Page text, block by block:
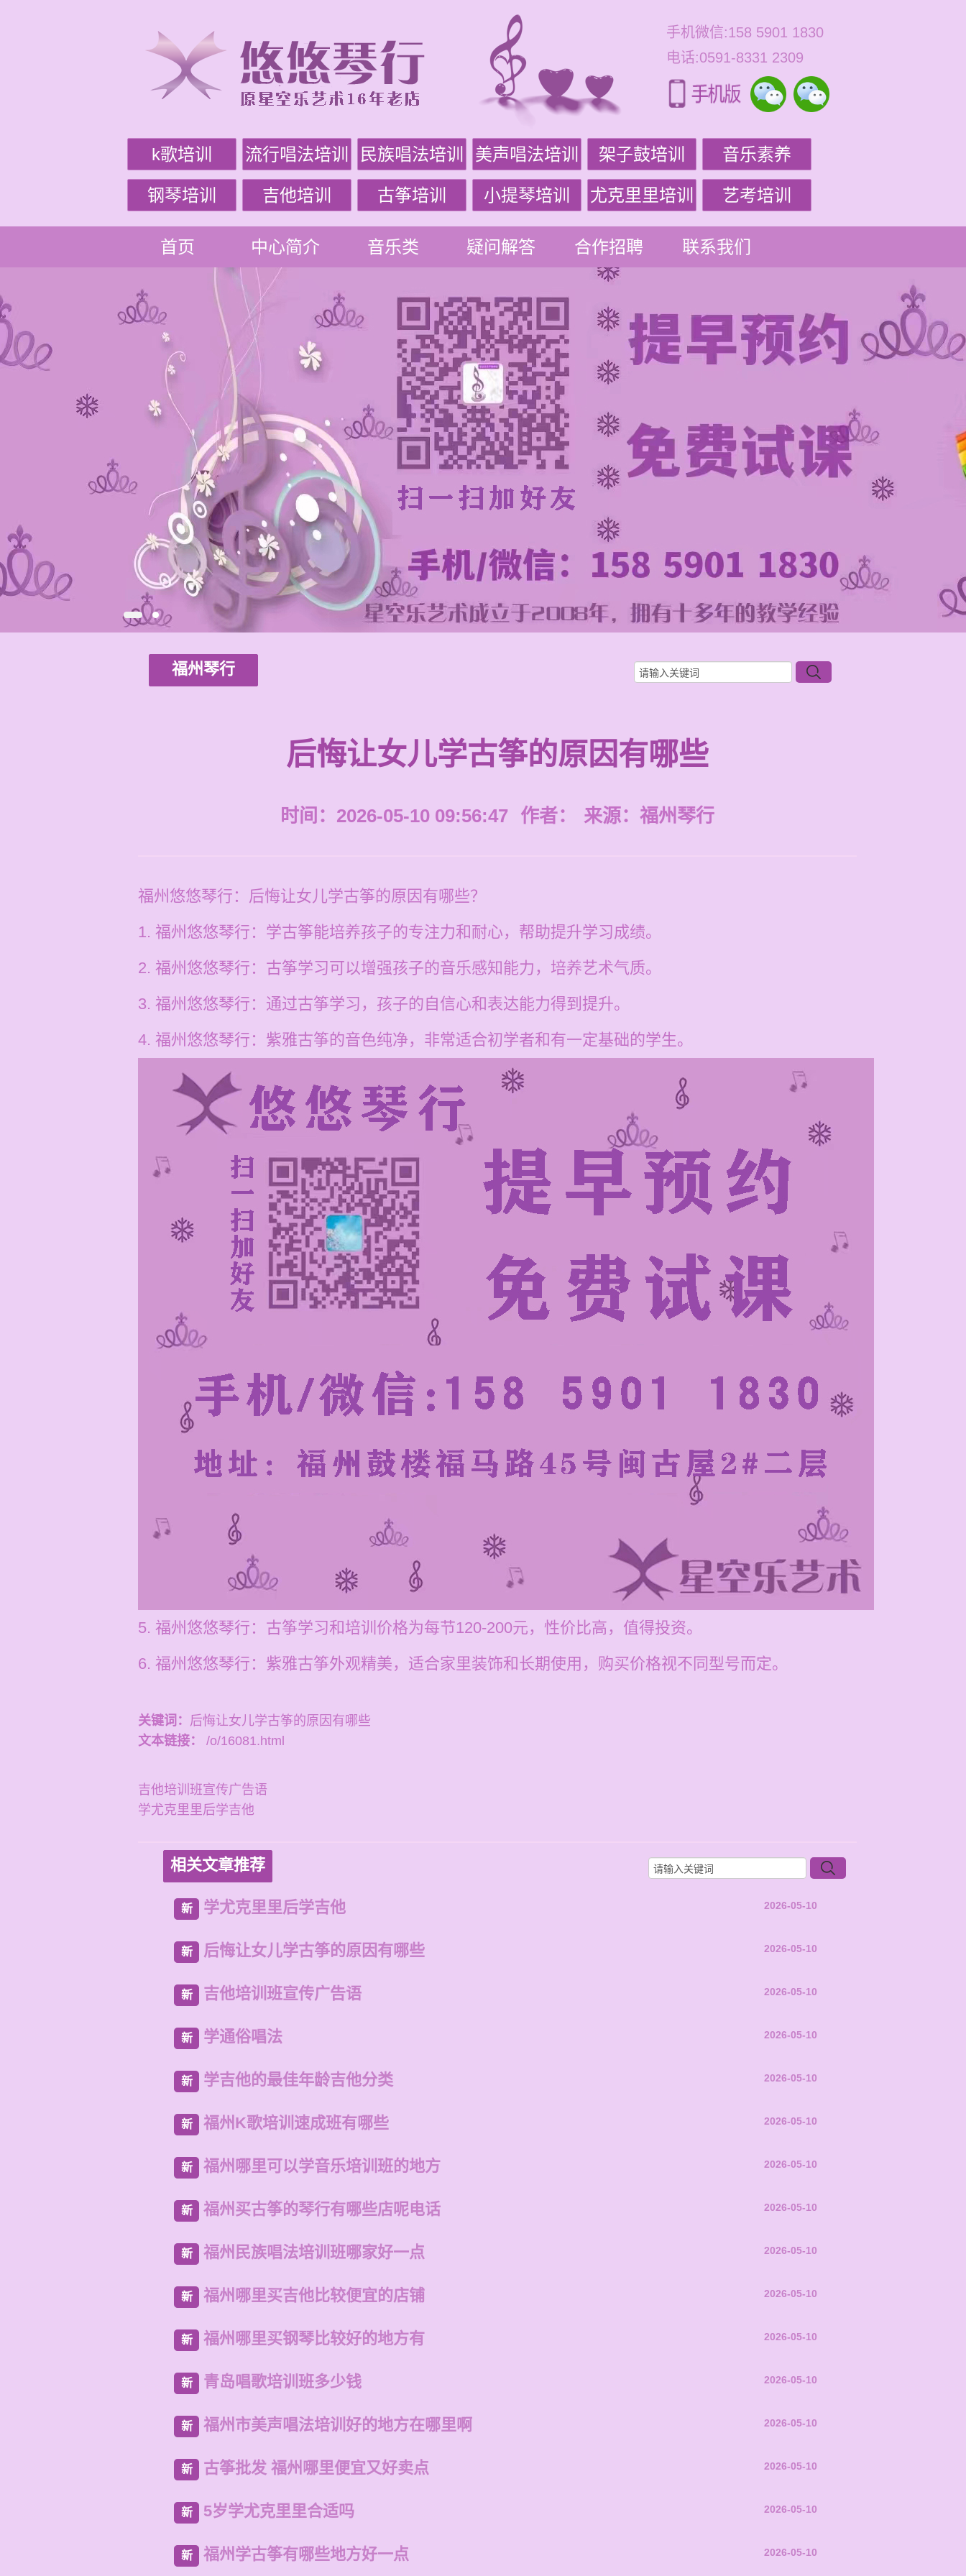
手机微信:158 5901 1830
电话:0591-8331 2309
k歌培训 流行唱法培训 民族唱法培训 美声唱法培训 架子鼓培训 音乐素养
钢琴培训 吉他培训 古筝培训 小提琴培训 尤克里里培训 艺考培训
首页 中心简介 音乐类 疑问解答 合作招聘 联系我们
福州琴行
后悔让女儿学古筝的原因有哪些
时间：2026-05-10 09:56:47 作者： 来源： 福州琴行
福州悠悠琴行：后悔让女儿学古筝的原因有哪些？
1. 福州悠悠琴行：学古筝能培养孩子的专注力和耐心，帮助提升学习成绩。
2. 福州悠悠琴行：古筝学习可以增强孩子的音乐感知能力，培养艺术气质。
3. 福州悠悠琴行：通过古筝学习，孩子的自信心和表达能力得到提升。
4. 福州悠悠琴行：紫雅古筝的音色纯净，非常适合初学者和有一定基础的学生。
5. 福州悠悠琴行：古筝学习和培训价格为每节120-200元，性价比高，值得投资。
6. 福州悠悠琴行：紫雅古筝外观精美，适合家里装饰和长期使用，购买价格视不同型号而定。
关键词： 后悔让女儿学古筝的原因有哪些
文本链接：
/o/16081.html
吉他培训班宣传广告语
学尤克里里后学吉他
相关文章推荐
新 学尤克里里后学吉他 2026-05-10
新 后悔让女儿学古筝的原因有哪些 2026-05-10
新 吉他培训班宣传广告语 2026-05-10
新 学通俗唱法 2026-05-10
新 学吉他的最佳年龄吉他分类 2026-05-10
新 福州K歌培训速成班有哪些 2026-05-10
新 福州哪里可以学音乐培训班的地方 2026-05-10
新 福州买古筝的琴行有哪些店呢电话 2026-05-10
新 福州民族唱法培训班哪家好一点 2026-05-10
新 福州哪里买吉他比较便宜的店铺 2026-05-10
新 福州哪里买钢琴比较好的地方有 2026-05-10
新 青岛唱歌培训班多少钱 2026-05-10
新 福州市美声唱法培训好的地方在哪里啊 2026-05-10
新 古筝批发 福州哪里便宜又好卖点 2026-05-10
新 5岁学尤克里里合适吗 2026-05-10
新 福州学古筝有哪些地方好一点 2026-05-10